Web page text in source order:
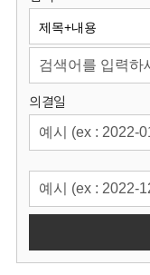
원
회
의결일